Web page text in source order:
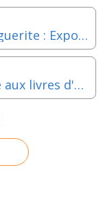
Pornichet - Chapelle Sainte Marguerite : Exposition de Jacqueline Retif et Christian Valette du 4 au 10 juillet 2022
Mesquer - Salon du livre et Foire aux livres d'occasion - Dimanche 31 juillet 2022